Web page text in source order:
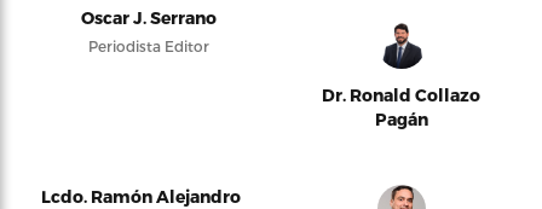
Oscar J. Serrano
Periodista Editor
Dr. Ronald Collazo
Pagán
Lcdo. Ramón Alejandro